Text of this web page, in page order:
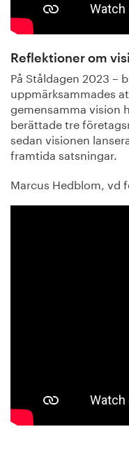
Reflektioner om
På Ståldagen 2023 –
uppmärksammades
gemensamma vision
berättade tre
sedan visionen
framtida satsningar.
Marcus Hedblom, vd